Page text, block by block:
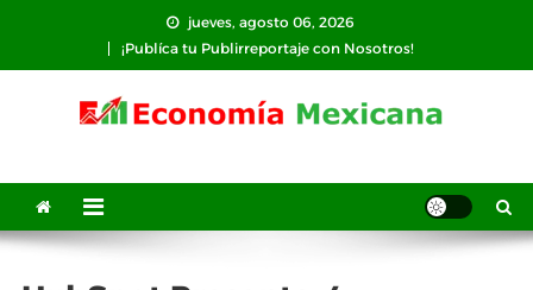
contenido
jueves, agosto 06, 2026
¡Publíca tu Publirreportaje con Nosotros!